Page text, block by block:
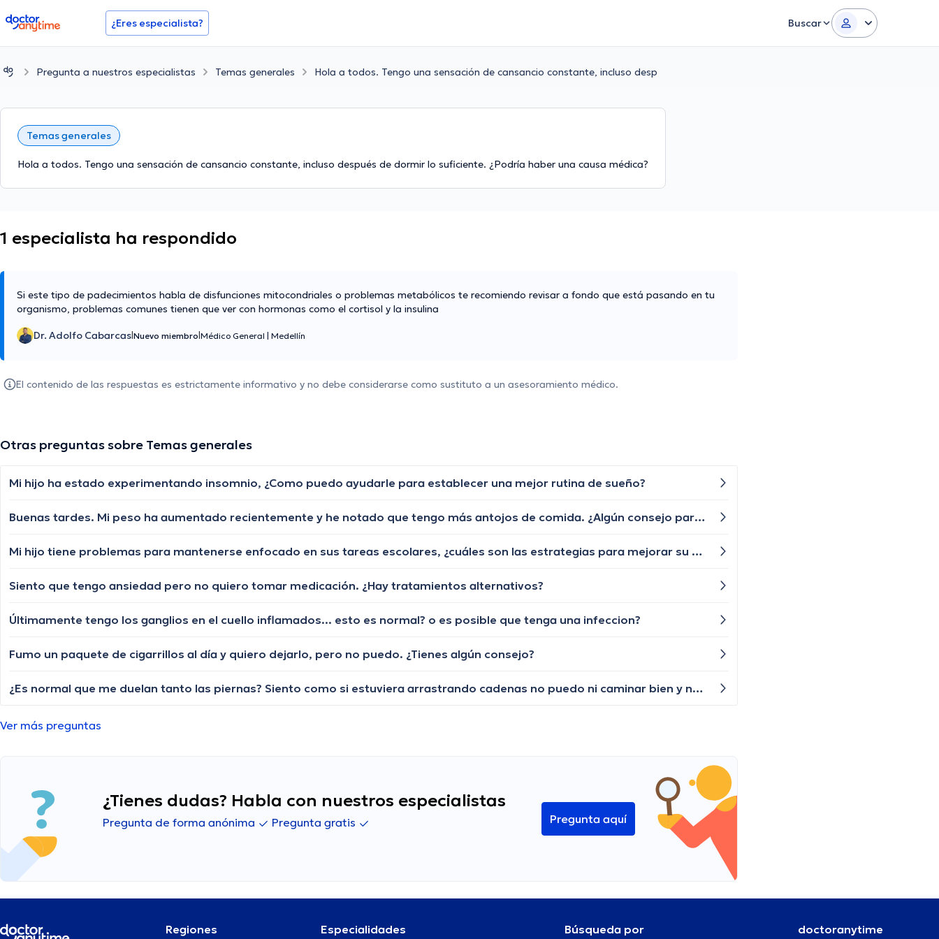
doctoranytime ¿Eres especialista? Buscar
Pregunta a nuestros especialistas Temas generales Hola a todos. Tengo una sensación de cansancio constante, incluso desp
Temas generales
Hola a todos. Tengo una sensación de cansancio constante, incluso después de dormir lo suficiente. ¿Podría haber una causa médica?
1 especialista ha respondido
Si este tipo de padecimientos habla de disfunciones mitocondriales o problemas metabólicos te recomiendo revisar a fondo que está pasando en tu
organismo, problemas comunes tienen que ver con hormonas como el cortisol y la insulina
Dr. Adolfo Cabarcas Nuevo miembro Médico General Medellín
El contenido de las respuestas es estrictamente informativo y no debe considerarse como sustituto a un asesoramiento médico.
Otras preguntas sobre Temas generales
Mi hijo ha estado experimentando insomnio, ¿Como puedo ayudarle para establecer una mejor rutina de sueño?
Buenas tardes. Mi peso ha aumentado recientemente y he notado que tengo más antojos de comida. ¿Algún consejo para manejar esto?
Mi hijo tiene problemas para mantenerse enfocado en sus tareas escolares, ¿cuáles son las estrategias para mejorar su concentración?
Siento que tengo ansiedad pero no quiero tomar medicación. ¿Hay tratamientos alternativos?
Últimamente tengo los ganglios en el cuello inflamados... esto es normal? o es posible que tenga una infeccion?
Fumo un paquete de cigarrillos al día y quiero dejarlo, pero no puedo. ¿Tienes algún consejo?
¿Es normal que me duelan tanto las piernas? Siento como si estuviera arrastrando cadenas no puedo ni caminar bien y no se si son calambres o cansancio o si es algo grave.
Ver más preguntas
¿Tienes dudas? Habla con nuestros especialistas
Pregunta de forma anónima Pregunta gratis Pregunta aquí
Regiones Especialidades Búsqueda por doctoranytime